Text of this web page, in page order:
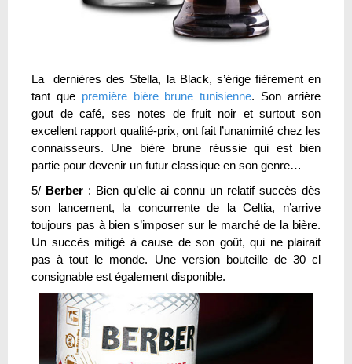
La dernières des Stella, la Black, s’érige fièrement en
tant que première bière brune tunisienne. Son arrière
gout de café, ses notes de fruit noir et surtout son
excellent rapport qualité-prix, ont fait l’unanimité chez les
connaisseurs. Une bière brune réussie qui est bien
partie pour devenir un futur classique en son genre…
5/ Berber : Bien qu’elle ai connu un relatif succès dès
son lancement, la concurrente de la Celtia, n’arrive
toujours pas à bien s’imposer sur le marché de la bière.
Un succès mitigé à cause de son goût, qui ne plairait
pas à tout le monde. Une version bouteille de 30 cl
consignable est également disponible.